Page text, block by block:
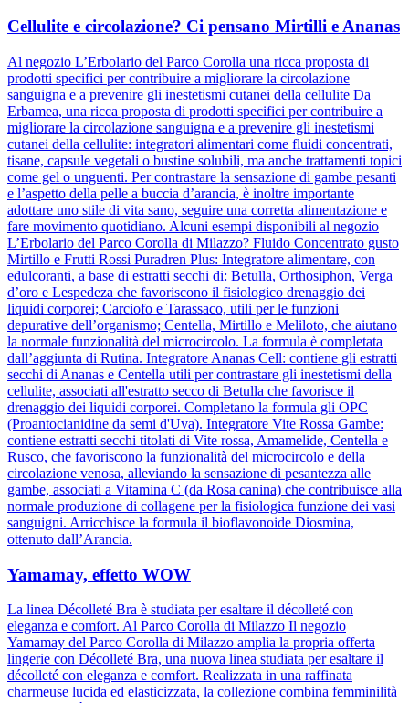
Cellulite e circolazione? Ci pensano Mirtilli e Ananas
Al negozio L’Erbolario del Parco Corolla una ricca proposta di
prodotti specifici per contribuire a migliorare la circolazione
sanguigna e a prevenire gli inestetismi cutanei della cellulite Da
Erbamea, una ricca proposta di prodotti specifici per contribuire a
migliorare la circolazione sanguigna e a prevenire gli inestetismi
cutanei della cellulite: integratori alimentari come fluidi concentrati,
tisane, capsule vegetali o bustine solubili, ma anche trattamenti topici
come gel o unguenti. Per contrastare la sensazione di gambe pesanti
e l’aspetto della pelle a buccia d’arancia, è inoltre importante
adottare uno stile di vita sano, seguire una corretta alimentazione e
fare movimento quotidiano. Alcuni esempi disponibili al negozio
L’Erbolario del Parco Corolla di Milazzo? Fluido Concentrato gusto
Mirtillo e Frutti Rossi Puradren Plus: Integratore alimentare, con
edulcoranti, a base di estratti secchi di: Betulla, Orthosiphon, Verga
d’oro e Lespedeza che favoriscono il fisiologico drenaggio dei
liquidi corporei; Carciofo e Tarassaco, utili per le funzioni
depurative dell’organismo; Centella, Mirtillo e Meliloto, che aiutano
la normale funzionalità del microcircolo. La formula è completata
dall’aggiunta di Rutina. Integratore Ananas Cell: contiene gli estratti
secchi di Ananas e Centella utili per contrastare gli inestetismi della
cellulite, associati all'estratto secco di Betulla che favorisce il
drenaggio dei liquidi corporei. Completano la formula gli OPC
(Proantocianidine da semi d'Uva). Integratore Vite Rossa Gambe:
contiene estratti secchi titolati di Vite rossa, Amamelide, Centella e
Rusco, che favoriscono la funzionalità del microcircolo e della
circolazione venosa, alleviando la sensazione di pesantezza alle
gambe, associati a Vitamina C (da Rosa canina) che contribuisce alla
normale produzione di collagene per la fisiologica funzione dei vasi
sanguigni. Arricchisce la formula il bioflavonoide Diosmina,
ottenuto dall’Arancia.
Yamamay, effetto WOW
La linea Décolleté Bra è studiata per esaltare il décolleté con
eleganza e comfort. Al Parco Corolla di Milazzo Il negozio
Yamamay del Parco Corolla di Milazzo amplia la propria offerta
lingerie con Décolleté Bra, una nuova linea studiata per esaltare il
décolleté con eleganza e comfort. Realizzata in una raffinata
charmeuse lucida ed elasticizzata, la collezione combina femminilità